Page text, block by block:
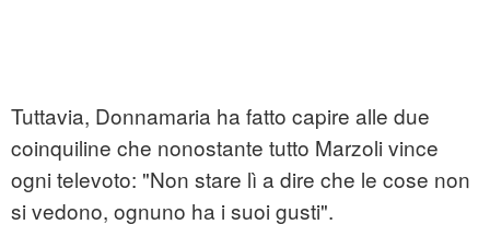
Tuttavia, Donnamaria ha fatto capire alle due
coinquiline che nonostante tutto Marzoli vince
ogni televoto: "Non stare lì a dire che le cose non
si vedono, ognuno ha i suoi gusti".